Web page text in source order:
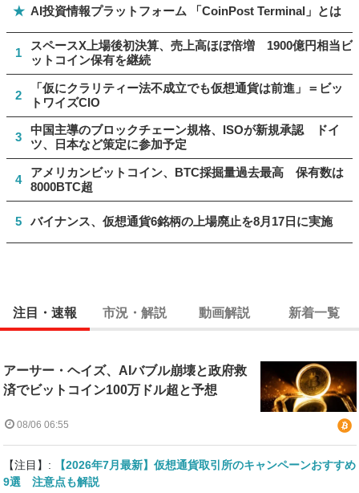
★ AI投資情報プラットフォーム 「CoinPost Terminal」とは
1
スペースX上場後初決算、売上高ほぼ倍増 1900億円相当ビ
ットコイン保有を継続
2
「仮にクラリティー法不成立でも仮想通貨は前進」＝ビッ
トワイズCIO
3
中国主導のブロックチェーン規格、ISOが新規承認 ドイ
ツ、日本など策定に参加予定
4
アメリカンビットコイン、BTC採掘量過去最高 保有数は
8000BTC超
5 バイナンス、仮想通貨6銘柄の上場廃止を8月17日に実施
注目・速報 市況・解説 動画解説 新着一覧
アーサー・ヘイズ、AIバブル崩壊と政府救
済でビットコイン100万ドル超と予想
08/06 06:55
【注目】:
【2026年7月最新】仮想通貨取引所のキャンペーンおすすめ
9選 注意点も解説